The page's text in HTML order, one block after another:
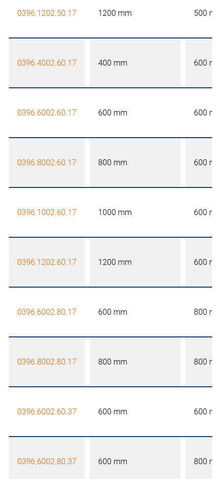
0396.1202.50.17 1200 mm 500
0396.4002.60.17 400 mm 600
0396.6002.60.17 600 mm 600
0396.8002.60.17 800 mm 600
0396.1002.60.17 1000 mm 600
0396.1202.60.17 1200 mm 600
0396.6002.80.17 600 mm 800
0396.8002.80.17 800 mm 800
0396.6002.60.37 600 mm 600
0396.6002.80.37 600 mm 800